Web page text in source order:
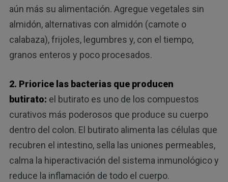
aún más su alimentación. Agregue vegetales sin
almidón, alternativas con almidón (camote o
calabaza), frijoles, legumbres y, con el tiempo,
granos enteros y poco procesados.
2. Priorice las bacterias que producen
butirato: el butirato es uno de los compuestos
curativos más poderosos que produce su cuerpo
dentro del colon. El butirato alimenta las células que
recubren el intestino, sella las uniones permeables,
calma la hiperactivación del sistema inmunológico y
reduce la inflamación de todo el cuerpo.